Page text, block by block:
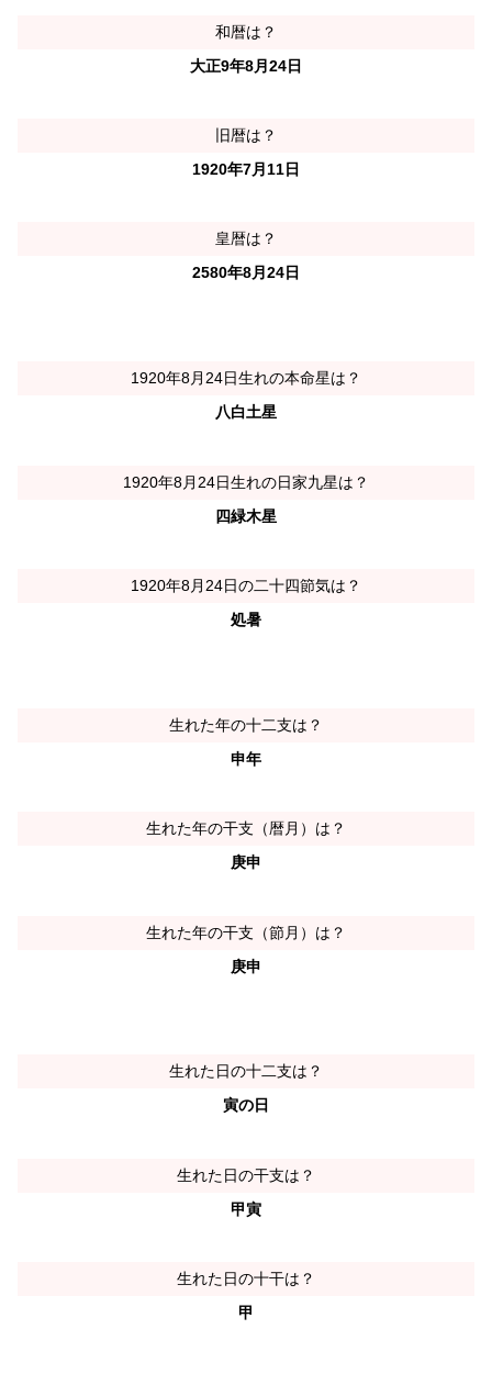
和暦は？
大正9年8月24日
旧暦は？
1920年7月11日
皇暦は？
2580年8月24日
1920年8月24日生れの本命星は？
八白土星
1920年8月24日生れの日家九星は？
四緑木星
1920年8月24日の二十四節気は？
処暑
生れた年の十二支は？
申年
生れた年の干支（暦月）は？
庚申
生れた年の干支（節月）は？
庚申
生れた日の十二支は？
寅の日
生れた日の干支は？
甲寅
生れた日の十干は？
甲